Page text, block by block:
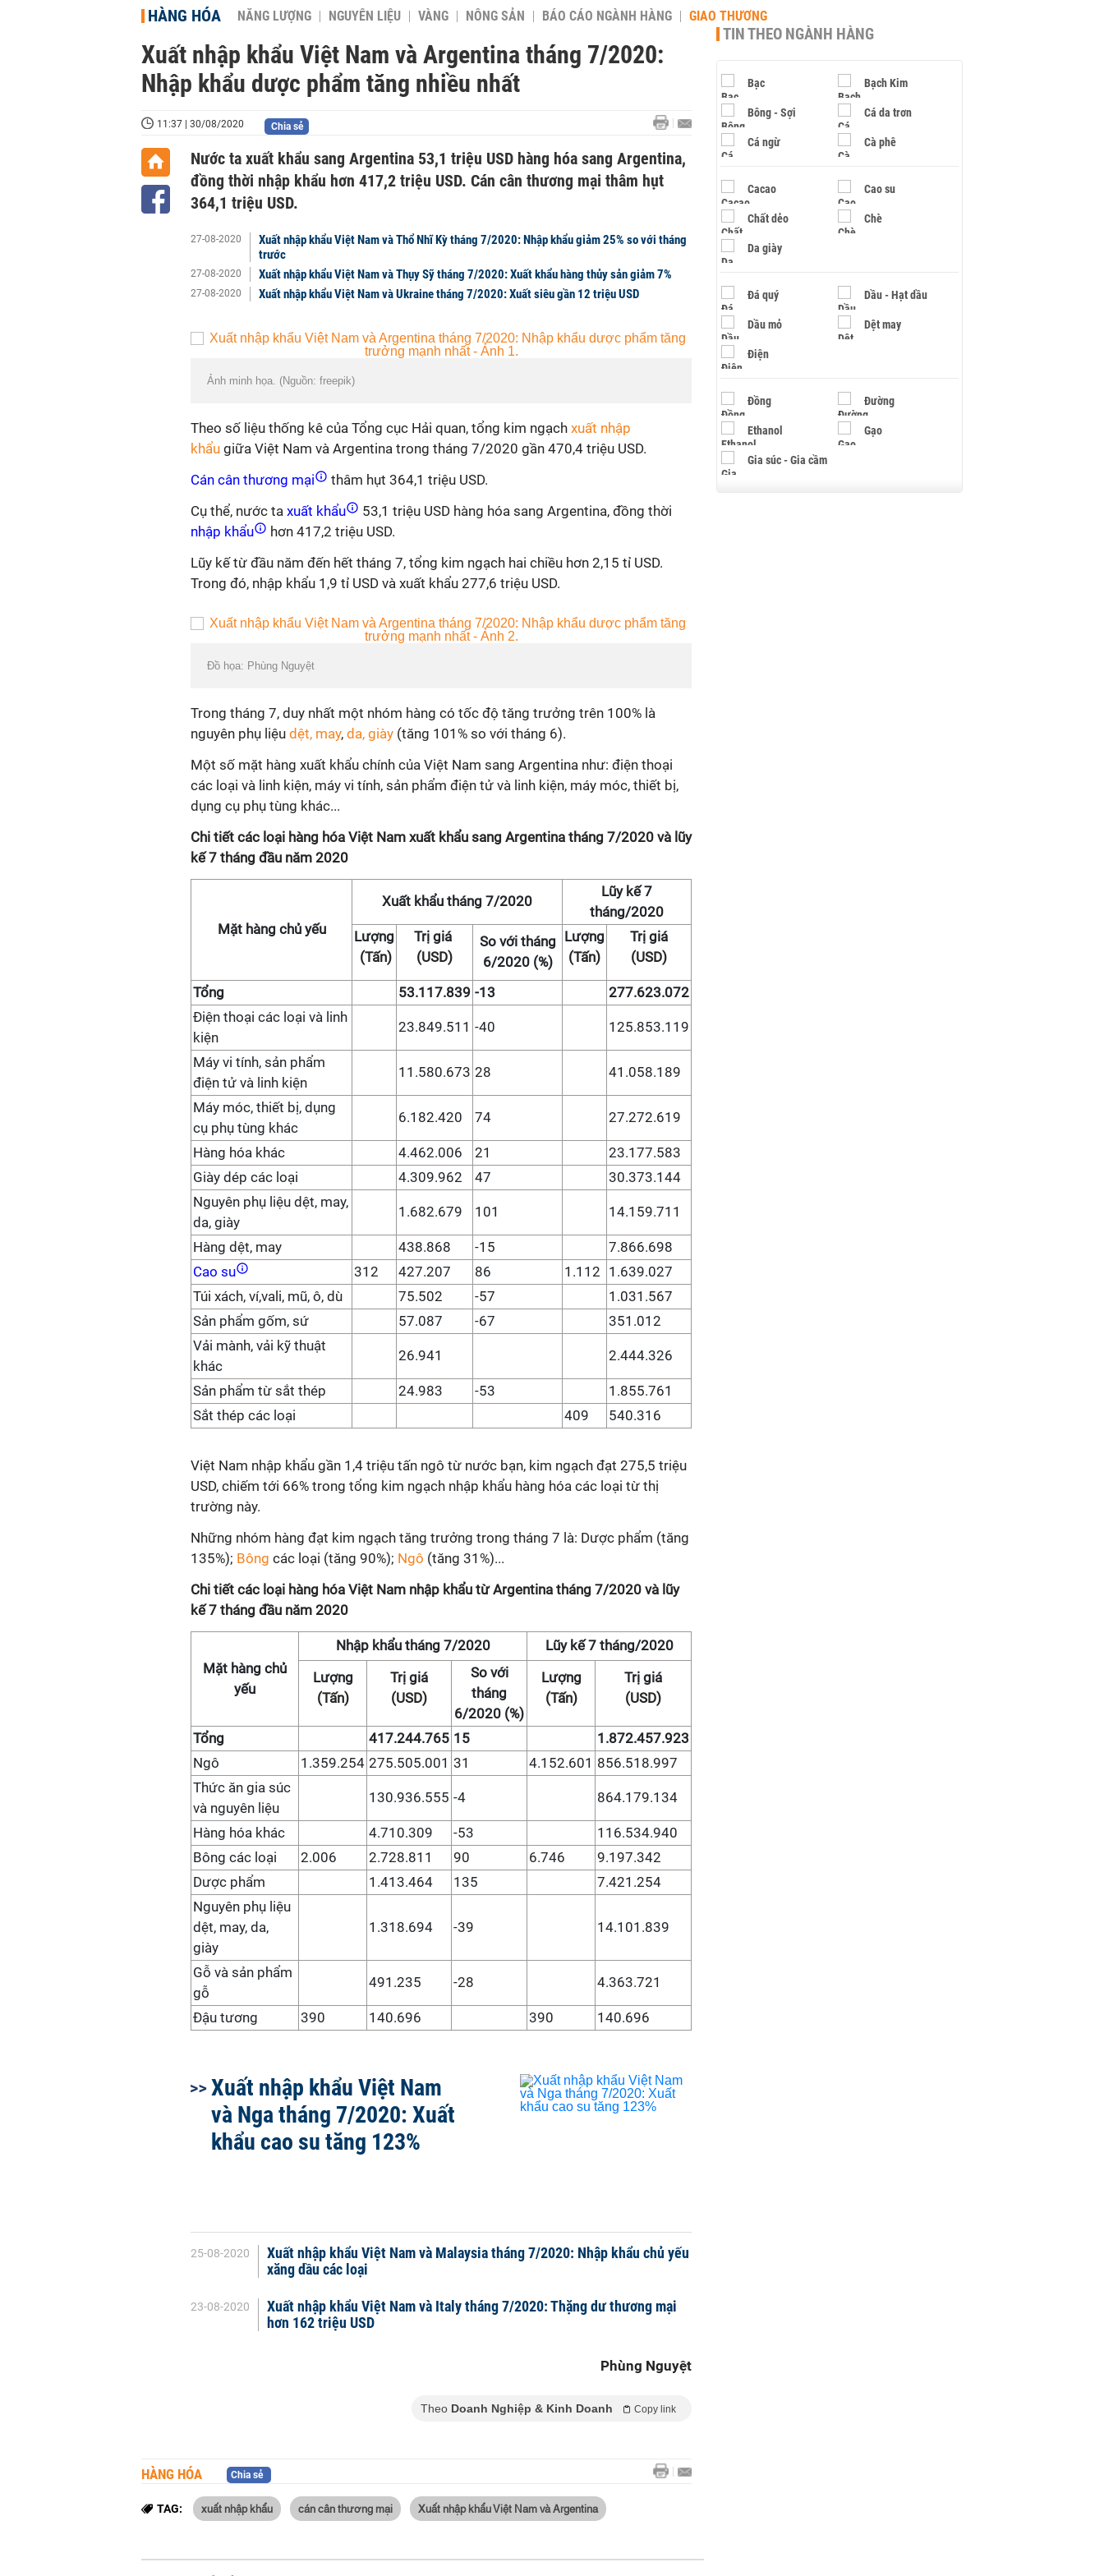
HÀNG HÓA NĂNG LƯỢNG NGUYÊN LIỆU VÀNG NÔNG SẢN BÁO CÁO NGÀNH HÀNG GIAO THƯƠNG
Xuất nhập khẩu Việt Nam và Argentina tháng 7/2020:
Nhập khẩu dược phẩm tăng nhiều nhất
11:37 | 30/08/2020 Chia sẻ
Nước ta xuất khẩu sang Argentina 53,1 triệu USD hàng hóa sang Argentina,
đồng thời nhập khẩu hơn 417,2 triệu USD. Cán cân thương mại thâm hụt
364,1 triệu USD.
27-08-2020
Xuất nhập khẩu Việt Nam và Thổ Nhĩ Kỳ tháng 7/2020: Nhập khẩu giảm 25% so với tháng
trước
27-08-2020 Xuất nhập khẩu Việt Nam và Thụy Sỹ tháng 7/2020: Xuất khẩu hàng thủy sản giảm 7%
27-08-2020 Xuất nhập khẩu Việt Nam và Ukraine tháng 7/2020: Xuất siêu gần 12 triệu USD
Ảnh minh họa. (Nguồn: freepik)
Theo số liệu thống kê của Tổng cục Hải quan, tổng kim ngạch xuất nhập
khẩu giữa Việt Nam và Argentina trong tháng 7/2020 gần 470,4 triệu USD.
Cán cân thương mại
thâm hụt 364,1 triệu USD.
Cụ thể, nước ta xuất khẩu
53,1 triệu USD hàng hóa sang Argentina, đồng thời
nhập khẩu
hơn 417,2 triệu USD.
Lũy kế từ đầu năm đến hết tháng 7, tổng kim ngạch hai chiều hơn 2,15 tỉ USD.
Trong đó, nhập khẩu 1,9 tỉ USD và xuất khẩu 277,6 triệu USD.
Đồ họa: Phùng Nguyệt
Trong tháng 7, duy nhất một nhóm hàng có tốc độ tăng trưởng trên 100% là
nguyên phụ liệu dệt, may, da, giày (tăng 101% so với tháng 6).
Một số mặt hàng xuất khẩu chính của Việt Nam sang Argentina như: điện thoại
các loại và linh kiện, máy vi tính, sản phẩm điện tử và linh kiện, máy móc, thiết bị,
dụng cụ phụ tùng khác...
Chi tiết các loại hàng hóa Việt Nam xuất khẩu sang Argentina tháng 7/2020 và lũy
kế 7 tháng đầu năm 2020
Mặt hàng chủ yếu
Xuất khẩu tháng 7/2020
Lũy kế 7
tháng/2020
Lượng
(Tấn)
Trị giá
(USD)
So với tháng
6/2020 (%)
Lượng
(Tấn)
Trị giá
(USD)
Tổng 53.117.839 -13
277.623.072
Điện thoại các loại và linh
kiện
23.849.511 -40 125.853.119
Máy vi tính, sản phẩm
điện tử và linh kiện
11.580.673 28 41.058.189
Máy móc, thiết bị, dụng
cụ phụ tùng khác
6.182.420 74 27.272.619
Hàng hóa khác 4.462.006 21
23.177.583
Giày dép các loại
4.309.962 47
30.373.144
Nguyên phụ liệu dệt, may,
da, giày
1.682.679 101 14.159.711
Hàng dệt, may 438.868 -15
7.866.698
Cao su
312 427.207 86 1.112 1.639.027
Túi xách, ví,vali, mũ, ô, dù
75.502 -57
1.031.567
Sản phẩm gốm, sứ
57.087 -67
351.012
Vải mành, vải kỹ thuật
khác
26.941 2.444.326
Sản phẩm từ sắt thép 24.983 -53
1.855.761
Sắt thép các loại
409 540.316
Việt Nam nhập khẩu gần 1,4 triệu tấn ngô từ nước bạn, kim ngạch đạt 275,5 triệu
USD, chiếm tới 66% trong tổng kim ngạch nhập khẩu hàng hóa các loại từ thị
trường này.
Những nhóm hàng đạt kim ngạch tăng trưởng trong tháng 7 là: Dược phẩm (tăng
135%); Bông các loại (tăng 90%); Ngô (tăng 31%)...
Chi tiết các loại hàng hóa Việt Nam nhập khẩu từ Argentina tháng 7/2020 và lũy
kế 7 tháng đầu năm 2020
Mặt hàng chủ
yếu
Nhập khẩu tháng 7/2020
Lũy kế 7 tháng/2020
Lượng
(Tấn)
Trị giá
(USD)
So với
tháng
6/2020 (%)
Lượng
(Tấn)
Trị giá
(USD)
Tổng 417.244.765 15
1.872.457.923
Ngô
1.359.254 275.505.001 31 4.152.601 856.518.997
Thức ăn gia súc
và nguyên liệu
130.936.555 -4 864.179.134
Hàng hóa khác 4.710.309 -53
116.534.940
Bông các loại
2.006 2.728.811 90 6.746
9.197.342
Dược phẩm
1.413.464 135
7.421.254
Nguyên phụ liệu
dệt, may, da,
giày
1.318.694 -39 14.101.839
Gỗ và sản phẩm
gỗ
491.235 -28 4.363.721
Đậu tương 390 140.696 390 140.696
Xuất nhập khẩu Việt Nam
và Nga tháng 7/2020: Xuất
khẩu cao su tăng 123%
25-08-2020
Xuất nhập khẩu Việt Nam và Malaysia tháng 7/2020: Nhập khẩu chủ yếu
xăng dầu các loại
23-08-2020
Xuất nhập khẩu Việt Nam và Italy tháng 7/2020: Thặng dư thương mại
hơn 162 triệu USD
Phùng Nguyệt
Theo Doanh Nghiệp & Kinh Doanh Copy link
HÀNG HÓA Chia sẻ
TAG: xuất nhập khẩu cán cân thương mại Xuất nhập khẩu Việt Nam và Argentina
TIN THEO NGÀNH HÀNG
Bạc Bạch Kim
Bông - Sợi Cá da trơn
Cá ngừ Cà phê
Cacao Cao su
Chất dẻo Chè
Da giày
Đá quý Dầu - Hạt dầu
Dầu mỏ Dệt may
Điện
Đồng Đường
Ethanol Gạo
Gia súc - Gia cầm